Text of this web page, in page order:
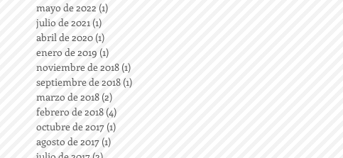
mayo de 2022 (1)
julio de 2021(1)
abril de 2020(1)
enero de 2019 (1)
noviembre de 2018 (1)
septiembre de 2018(1)
marzo de 2018 (2)
febrero de 2018(4)
octubre de 2017 (1)
agosto de 2017 (1)